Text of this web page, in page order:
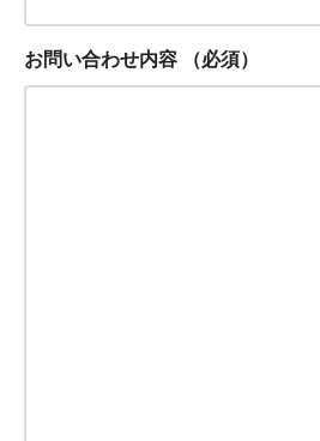
お問い合わせ内容 （必須）